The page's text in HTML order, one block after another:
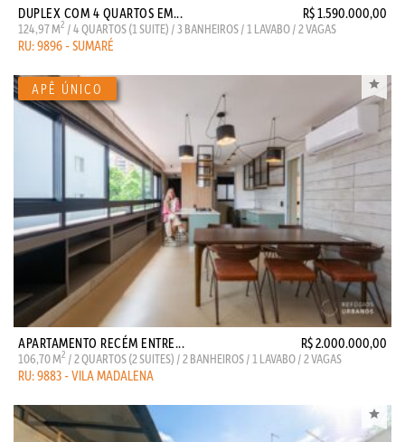
DUPLEX COM 4 QUARTOS EM... R$ 1.590.000,00
124,97 M2 / 4 QUARTOS (1 SUITE) / 3 BANHEIROS / 1 LAVABO / 2 VAGAS
RU: 9896 - SUMARÉ
APARTAMENTO RECÉM ENTRE... R$ 2.000.000,00
106,70 M2 / 2 QUARTOS (2 SUITES) / 2 BANHEIROS / 1 LAVABO / 2 VAGAS
RU: 9883 - VILA MADALENA